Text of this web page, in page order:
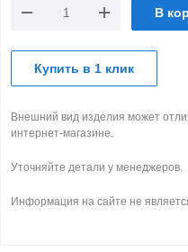
В
Купить в 1 клик
Внешний вид изделия может
интернет-магазине.
Уточняйте детали у менеджеров.
Информация на сайте не